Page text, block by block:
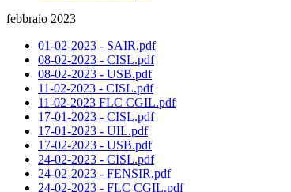
febbraio 2023
01-02-2023 - SAIR.pdf
08-02-2023 - CISL.pdf
08-02-2023 - USB.pdf
11-02-2023 - CISL.pdf
11-02-2023 FLC CGIL.pdf
17-01-2023 - CISL.pdf
17-01-2023 - UIL.pdf
17-02-2023 - USB.pdf
24-02-2023 - CISL.pdf
24-02-2023 - FENSIR.pdf
24-02-2023 - FLC CGIL.pdf